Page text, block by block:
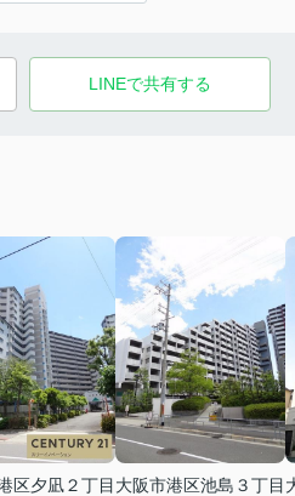
LINEで共有する
区夕凪２丁目 大阪市港区池島３丁目